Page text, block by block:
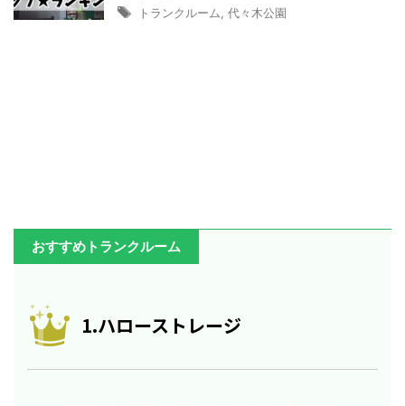
トランクルーム 代々木公園
おすすめトランクルーム
1.ハローストレージ